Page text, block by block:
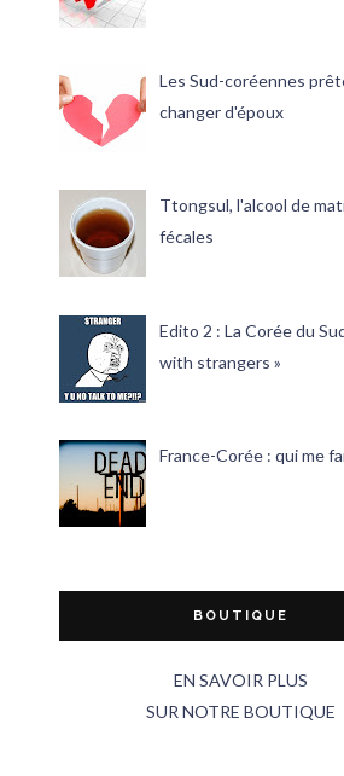
Les Sud-coréennes
changer d'époux
Ttongsul, l'alcool de
fécales
Edito 2 : La Corée du
with strangers »
France-Corée : qui me
BOUTIQUE
EN SAVOIR PLUS
SUR NOTRE BOUTIQUE